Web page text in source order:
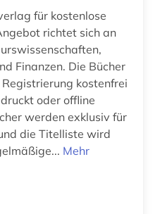
(1)
für kostenlose
richtet sich an
Finanzen. Die Bücher
kostenfrei
oder offline
die Titelliste wird
Mehr